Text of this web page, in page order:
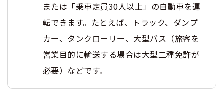
または「乗車定員30人以上」の自動車を運
転できます。たとえば、トラック、ダンプ
カー、タンクローリー、大型バス（旅客を
営業目的に輸送する場合は大型二種免許が
必要）などです。